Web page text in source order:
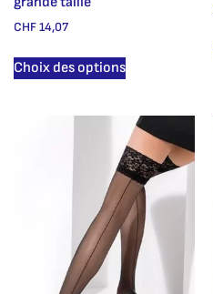
CHF14,07
Choix des options